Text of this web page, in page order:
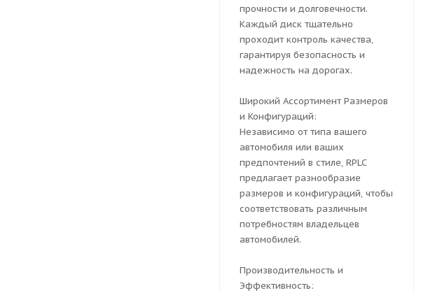
прочности и долговечности.
Каждый диск тщательно
проходит контроль качества,
гарантируя безопасность и
надежность на дорогах.
Широкий Ассортимент Размеров
и Конфигураций:
Независимо от типа вашего
автомобиля или ваших
предпочтений в стиле, RPLC
предлагает разнообразие
размеров и конфигураций, чтобы
соответствовать различным
потребностям владельцев
автомобилей.
Производительность и
Эффективность: